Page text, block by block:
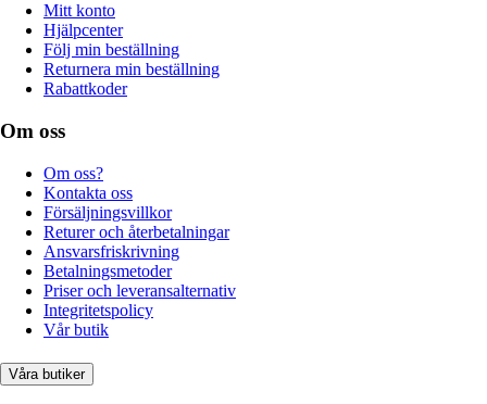
Mitt konto
Hjälpcenter
Följ min beställning
Returnera min beställning
Rabattkoder
Om oss
Om oss?
Kontakta oss
Försäljningsvillkor
Returer och återbetalningar
Ansvarsfriskrivning
Betalningsmetoder
Priser och leveransalternativ
Integritetspolicy
Vår butik
Våra butiker